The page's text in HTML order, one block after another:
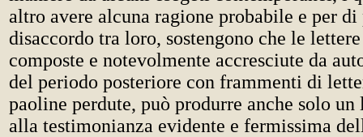
altro avere alcuna ragione probabile e per
disaccordo tra loro, sostengono che le
composte e notevolmente accresciute da
del periodo posteriore con frammenti di
paoline perdute, può produrre anche solo
alla testimonianza evidente e fermissima